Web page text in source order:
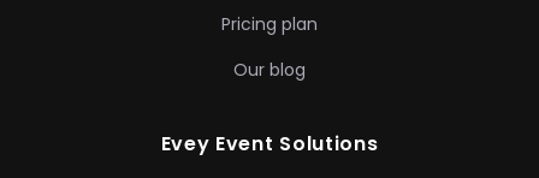
Pricing plan
Our blog
Evey Event Solutions